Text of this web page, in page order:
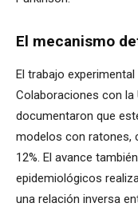
El mecanismo
El trabajo
Colaboraciones con la
documentaron que
modelos con ratones,
12%. El avance
epidemiológicos
una relación inversa